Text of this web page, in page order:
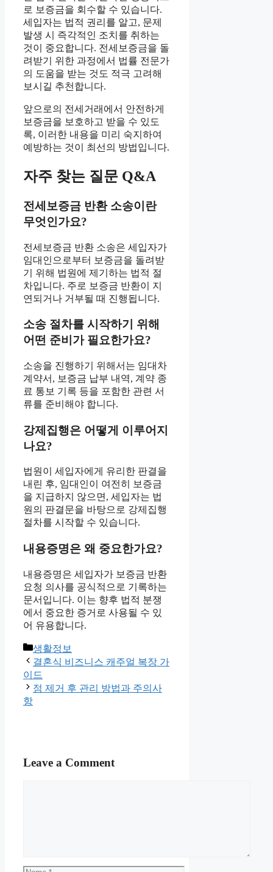
로 보증금을 회수할 수 있습니다.
세입자는 법적 권리를 알고, 문제
발생 시 즉각적인 조치를 취하는
것이 중요합니다. 전세보증금을 돌
려받기 위한 과정에서 법률 전문가
의 도움을 받는 것도 적극 고려해
보시길 추천합니다.
앞으로의 전세거래에서 안전하게
보증금을 보호하고 받을 수 있도
록, 이러한 내용을 미리 숙지하여
예방하는 것이 최선의 방법입니다.
자주 찾는 질문 Q&A
전세보증금 반환 소송이란
무엇인가요?
전세보증금 반환 소송은 세입자가
임대인으로부터 보증금을 돌려받
기 위해 법원에 제기하는 법적 절
차입니다. 주로 보증금 반환이 지
연되거나 거부될 때 진행됩니다.
소송 절차를 시작하기 위해
어떤 준비가 필요한가요?
소송을 진행하기 위해서는 임대차
계약서, 보증금 납부 내역, 계약 종
료 통보 기록 등을 포함한 관련 서
류를 준비해야 합니다.
강제집행은 어떻게 이루어지
나요?
법원이 세입자에게 유리한 판결을
내린 후, 임대인이 여전히 보증금
을 지급하지 않으면, 세입자는 법
원의 판결문을 바탕으로 강제집행
절차를 시작할 수 있습니다.
내용증명은 왜 중요한가요?
내용증명은 세입자가 보증금 반환
요청 의사를 공식적으로 기록하는
문서입니다. 이는 향후 법적 분쟁
에서 중요한 증거로 사용될 수 있
어 유용합니다.
Categories
생활정보
결혼식 비즈니스 캐주얼 복장 가
이드
점 제거 후 관리 방법과 주의사
항
Leave a Comment